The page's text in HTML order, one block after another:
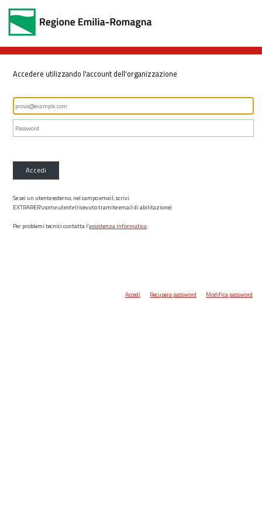
Accedere utilizzando l'account dell'organizzazione
Accedi
Se sei un utente esterno, nel campo email, scrivi
EXTRARER\nome utente(ricevuto tramite email di abilitazione)
Per problemi tecnici contatta l’assistenza informatica.
Accedi Recupera password Modifica password